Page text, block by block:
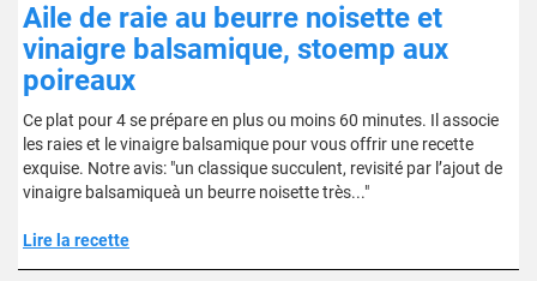
Aile de raie au beurre noisette et
vinaigre balsamique, stoemp aux
poireaux
Ce plat pour 4 se prépare en plus ou moins 60 minutes. Il associe
les raies et le vinaigre balsamique pour vous offrir une recette
exquise. Notre avis: "un classique succulent, revisité par l’ajout de
vinaigre balsamiqueà un beurre noisette très..."
Lire la recette